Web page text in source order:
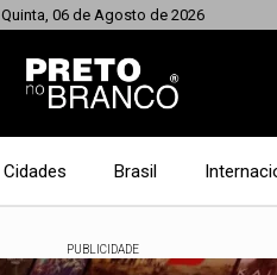
Quinta, 06 de Agosto de 2026
Cidades Brasil
PUBLICIDADE